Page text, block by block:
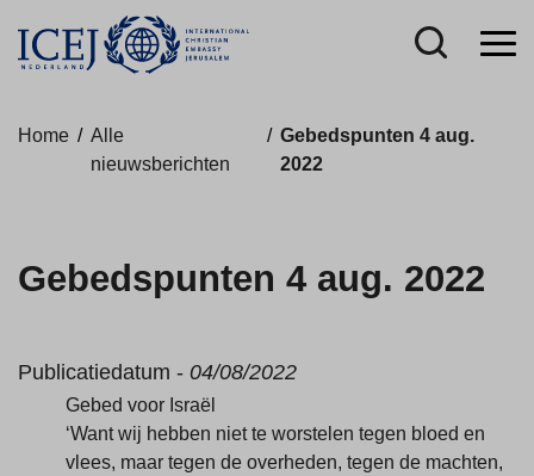
Home / Alle
nieuwsberichten
/ Gebedspunten 4 aug.
2022
Gebedspunten 4 aug. 2022
Publicatiedatum - 04/08/2022
Gebed voor Israël
‘Want wij hebben niet te worstelen tegen bloed en
vlees, maar tegen de overheden, tegen de machten,